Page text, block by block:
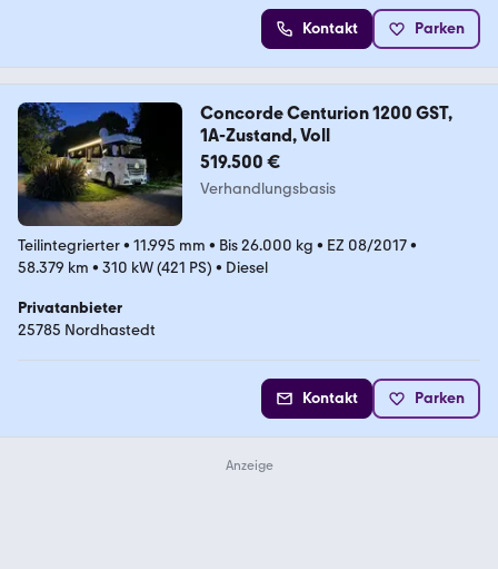
Kontakt Parken
Concorde Centurion 1200 GST,
1A-Zustand, Voll
519.500 €
Verhandlungsbasis
Teilintegrierter• 11.995 mm • Bis 26.000 kg • EZ 08/2017•
58.379 km • 310 kW (421 PS) • Diesel
Privatanbieter
25785 Nordhastedt
Kontakt Parken